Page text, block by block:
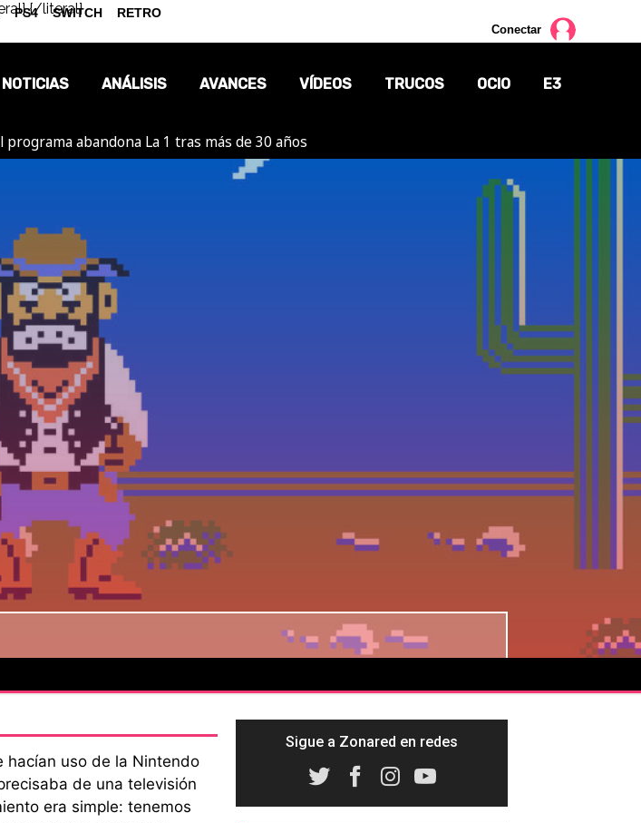
{/literal}
Conectar
NOTICIAS
OPINIÓN
ANÁLISIS AVANCES VÍDEOS TRUCOS OCIO
TV
E3
abandona La 1 tras más de 30 años
hacían uso de la Nintendo
de una televisión
era simple: tenemos
Sigue a Zonared en redes
PS4 SWITCH RETRO